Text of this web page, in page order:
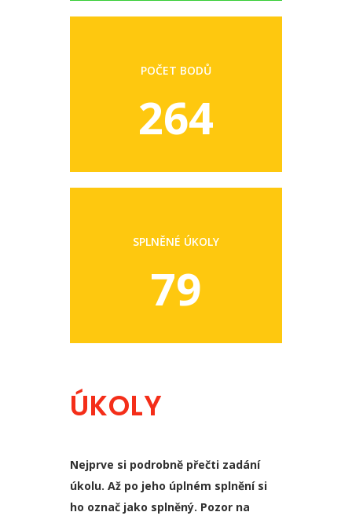
POČET BODŮ
264
SPLNĚNÉ ÚKOLY
79
ÚKOLY
Nejprve si podrobně přečti zadání
úkolu. Až po jeho úplném splnění si
ho označ jako splněný. Pozor na